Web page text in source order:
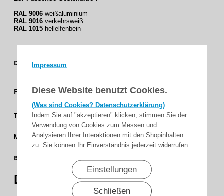
Impressum
Diese Website benutzt Cookies.
(Was sind Cookies? Datenschutzerklärung)
Indem Sie auf "akzeptieren" klicken, stimmen Sie der
Verwendung von Cookies zum Messen und
Analysieren Ihrer Interaktionen mit den Shopinhalten
zu. Sie können Ihr Einverständnis jederzeit widerrufen.
Einstellungen
Schließen
RAL 9006 weißaluminium
RAL 9016 verkehrsweiß
RAL 1015 hellelfenbein
Dessingruppe
Farbgruppe
Transparenz 3 %
Matrieal
Screen
Bahnbreite
(98,4)
Dessin 71601